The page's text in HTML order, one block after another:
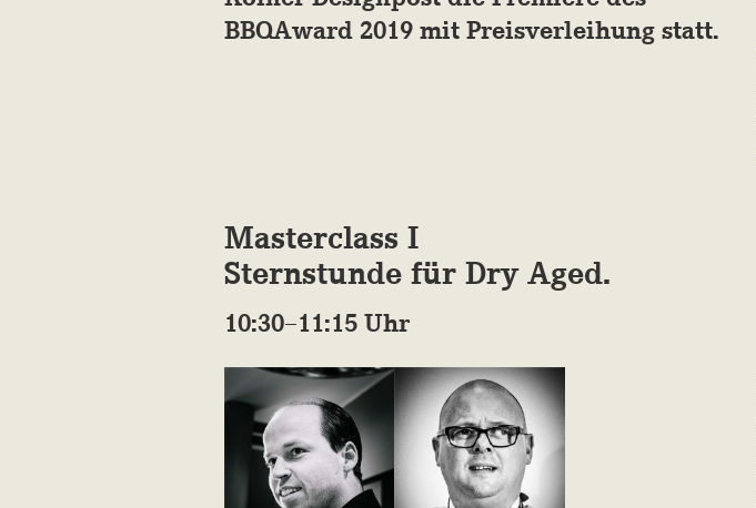
BBQAward 2019 mit Preisverleihung statt.
Masterclass I
Sternstunde für Dry Aged.
10:30–11:15 Uhr